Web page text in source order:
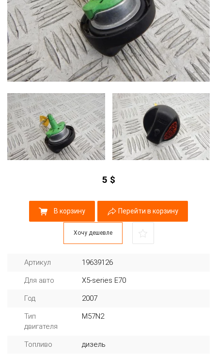
5 $
В корзину Перейти в корзину
Хочу дешевле
Артикул 19639126
Для авто X5-series E70
Год 2007
Тип
двигателя
M57N2
Топливо дизель